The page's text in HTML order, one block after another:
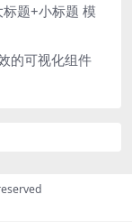
题+小标题 模
的可视化组件